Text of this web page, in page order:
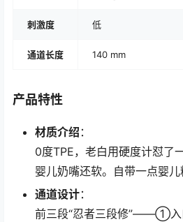
刺激度 低
通道长度 140 mm
产品特性
材质介绍 ：
0度TPE，老白用硬度计怼了
婴儿奶嘴还软。自带一点婴儿
通道设计：
前三段“忍者三段修”——①